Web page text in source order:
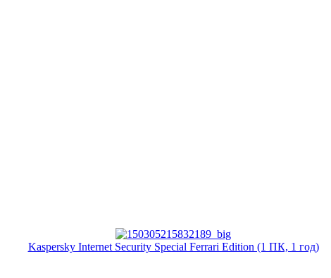
Kaspersky Internet Security Special Ferrari Edition (1 ПК, 1 год)